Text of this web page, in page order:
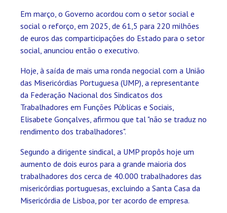
Em março, o Governo acordou com o setor social e
social o reforço, em 2025, de 61,5 para 220 milhões
de euros das comparticipações do Estado para o setor
social, anunciou então o executivo.
Hoje, à saída de mais uma ronda negocial com a União
das Misericórdias Portuguesa (UMP), a representante
da Federação Nacional dos Sindicatos dos
Trabalhadores em Funções Públicas e Sociais,
Elisabete Gonçalves, afirmou que tal "não se traduz no
rendimento dos trabalhadores".
Segundo a dirigente sindical, a UMP propôs hoje um
aumento de dois euros para a grande maioria dos
trabalhadores dos cerca de 40.000 trabalhadores das
misericórdias portuguesas, excluindo a Santa Casa da
Misericórdia de Lisboa, por ter acordo de empresa.